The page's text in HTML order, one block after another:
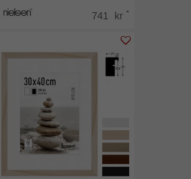
741 kr *